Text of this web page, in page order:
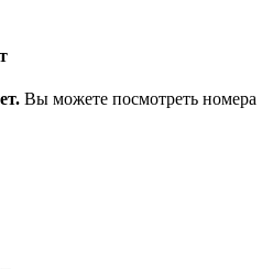
Вы можете посмотреть номера